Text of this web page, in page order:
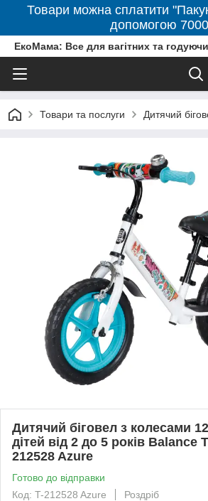
Товари можна сплатити
допомогою 7000
ЕкоМама: Все для вагітних та
Товари та послуги Дитячий
Дитячий біговел з колесами
дітей від 2 до 5 років Balance
212528 Azure
Готово до відправки
Код: T-212528 Azure
Роздріб